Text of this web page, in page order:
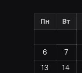
Пн Вт
6
7
13
14